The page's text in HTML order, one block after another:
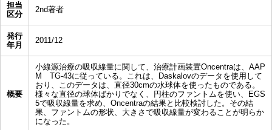
担当
区分
2nd著者
発行
年月
2011/12
概要
小線源治療の吸収線量に関して、治療計画装置Oncentraは、AAP
M TG-43に従っている。これは、Daskalovのデータを使用して
おり、このデータは、直径30cmの水球体を使ったものである。
様々な直径の球体ばかりでなく、円柱のファントムを使い、EGS
5で吸収線量を求め、Oncentraの結果と比較検討した。その結
果、ファントムの形状、大きさで吸収線量が変わることが明らか
になった。